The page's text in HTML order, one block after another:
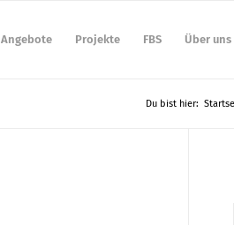
Angebote Projekte FBS Über uns
Du bist hier: